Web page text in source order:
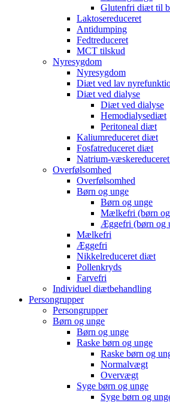
Glutenfri diæt til
Laktosereduceret
Antidumping
Fedtreduceret
MCT tilskud
Nyresygdom
Nyresygdom
Diæt ved lav
Diæt ved dialyse
Diæt ved dialyse
Hemodialysediæt
Peritoneal diæt
Kaliumreduceret diæt
Fosfatreduceret diæt
Natrium-
Overfølsomhed
Overfølsomhed
Børn og unge
Børn og unge
Mælkefri (børn
Æggefri (børn og
Mælkefri
Æggefri
Nikkelreduceret diæt
Pollenkryds
Farvefri
Individuel diætbehandling
Persongrupper
Persongrupper
Børn og unge
Børn og unge
Raske børn og unge
Raske børn og
Normalvægt
Overvægt
Syge børn og unge
Syge børn og